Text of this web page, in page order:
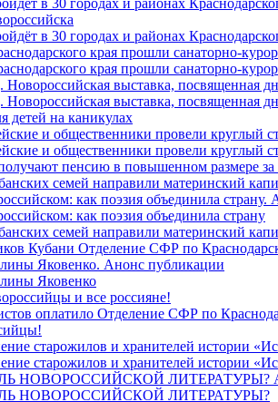
в 30 городах и районах
края прошли санаторно-
края прошли санаторно-
Новороссийская выставка, посвященная
Новороссийская выставка, посвященная
детей на каникулах
и общественники провели круглый
и общественники провели круглый
пенсию в повышенном размере за
семей направили материнский
как поэзия объединила
как поэзия объединила страну
семей направили материнский
Кубани Отделение СФР по
Яковенко. Анонс публикации
Яковенко
и все россияне!
оплатило Отделение СФР по
старожилов и хранителей истории
старожилов и хранителей истории
НОВОРОССИЙСКОЙ ЛИТЕРАТУРЫ?
НОВОРОССИЙСКОЙ ЛИТЕРАТУРЫ?